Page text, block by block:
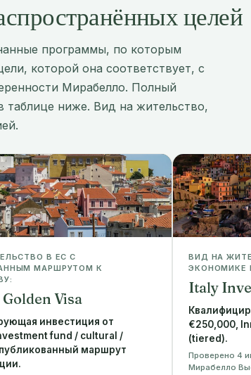
целей
программы, по которым
которой она соответствует, с
Мирабелло. Полный
таблице ниже. Вид на жительство,
В ЕС С
МАРШРУТОМ К
Visa
инвестиция от
fund / cultural /
маршрут
ВИД НА
ЭКОНОМИКЕ
Italy
€250,000,
(tiered).
Проверено 4
Мирабелло